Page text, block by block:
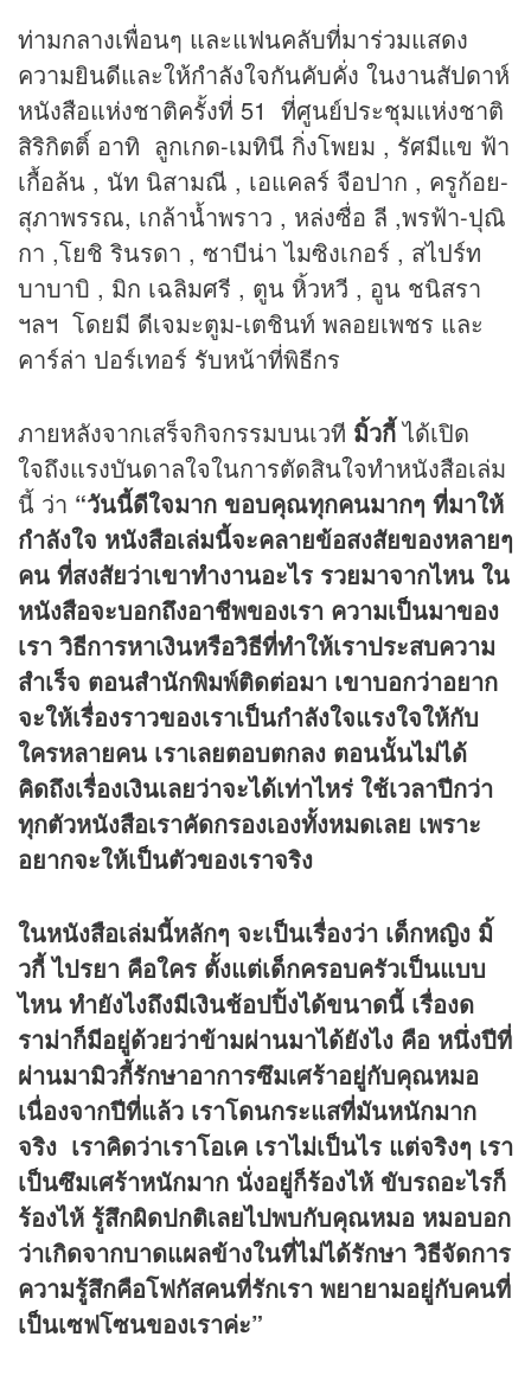
ท่ามกลางเพื่อนๆ และแฟนคลับที่มาร่วมแสดง
ความยินดีและให้กำลังใจกันคับคั่ง ในงานสัปดาห์
หนังสือแห่งชาติครั้งที่ 51 ที่ศูนย์ประชุมแห่งชาติ
สิริกิตติ์ อาทิ ลูกเกด-เมทินี กิ่งโพยม , รัศมีแข ฟ้า
เกื้อล้น , นัท นิสามณี , เอแคลร์ จือปาก , ครูก้อย-
สุภาพรรณ, เกล้าน้ำพราว , หล่งซื่อ ลี ,พรฟ้า-ปุณิ
กา ,โยชิ รินรดา , ซาบีน่า ไมซิงเกอร์ , สไปร์ท
บาบาบิ , มิก เฉลิมศรี , ตูน หิ้วหวี , อูน ชนิสรา
ฯลฯ โดยมี ดีเจมะตูม-เตชินท์ พลอยเพชร และ
คาร์ล่า ปอร์เทอร์ รับหน้าที่พิธีกร
ภายหลังจากเสร็จกิจกรรมบนเวที มิ้วกี้ได้เปิด
ใจถึงแรงบันดาลใจในการตัดสินใจทำหนังสือเล่ม
นี้ ว่า “วันนี้ดีใจมาก ขอบคุณทุกคนมากๆ ที่มาให้
กำลังใจ หนังสือเล่มนี้จะคลายข้อสงสัยของหลายๆ
คน ที่สงสัยว่าเขาทำงานอะไร รวยมาจากไหน ใน
หนังสือจะบอกถึงอาชีพของเรา ความเป็นมาของ
เรา วิธีการหาเงินหรือวิธีที่ทำให้เราประสบความ
สำเร็จ ตอนสำนักพิมพ์ติดต่อมา เขาบอกว่าอยาก
จะให้เรื่องราวของเราเป็นกำลังใจแรงใจให้กับ
ใครหลายคน เราเลยตอบตกลง ตอนนั้นไม่ได้
คิดถึงเรื่องเงินเลยว่าจะได้เท่าไหร่ ใช้เวลาปีกว่า
ทุกตัวหนังสือเราคัดกรองเองทั้งหมดเลย เพราะ
อยากจะให้เป็นตัวของเราจริง
ในหนังสือเล่มนี้หลักๆ จะเป็นเรื่องว่า เด็กหญิง มิ้
วกี้ ไปรยา คือใคร ตั้งแต่เด็กครอบครัวเป็นแบบ
ไหน ทำยังไงถึงมีเงินช้อปปิ้งได้ขนาดนี้ เรื่องด
ราม่าก็มีอยู่ด้วยว่าข้ามผ่านมาได้ยังไง คือ หนึ่งปีที่
ผ่านมามิวกี้รักษาอาการซึมเศร้าอยู่กับคุณหมอ
เนื่องจากปีที่แล้ว เราโดนกระแสที่มันหนักมาก
จริง เราคิดว่าเราโอเค เราไม่เป็นไร แต่จริงๆ เรา
เป็นซึมเศร้าหนักมาก นั่งอยู่ก็ร้องไห้ ขับรถอะไรก็
ร้องไห้ รู้สึกผิดปกติเลยไปพบกับคุณหมอ หมอบอก
ว่าเกิดจากบาดแผลข้างในที่ไม่ได้รักษา วิธีจัดการ
ความรู้สึกคือโฟกัสคนที่รักเรา พยายามอยู่กับคนที่
เป็นเซฟโซนของเราค่ะ”